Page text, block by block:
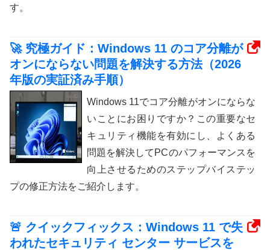
す。
🚀 究極ガイド：Windows 11 のコア分離が
オンにならない問題を解決する方法（2026
年版の実証済み手順）
Windows 11でコア分離がオンにならな
いことにお困りですか？この重要なセ
キュリティ機能を有効にし、よくある
問題を解決してPCのパフォーマンスを
向上させるためのステップバイステッ
プの修正方法をご紹介します。
🚨 クイックフィックス：Windows 11 で失
われたセキュリティ センター サービスを